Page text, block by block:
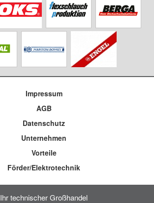
Impressum
AGB
Datenschutz
Unternehmen
Vorteile
Förder/Elektrotechnik
Ihr technischer Großhandel